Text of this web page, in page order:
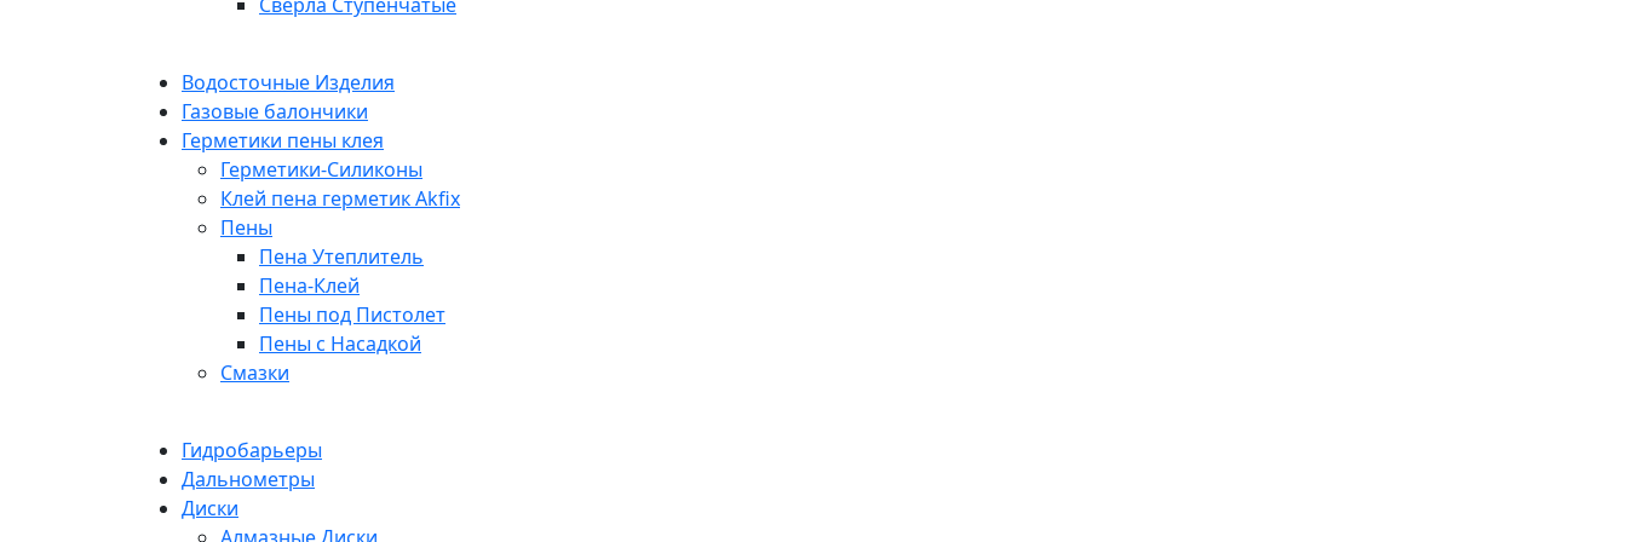
Водосточные Изделия
Газовые балончики
Герметики пены клея
Герметики-Силиконы
Клей пена герметик Akfix
Пены
Пена Утеплитель
Пена-Клей
Пены под Пистолет
Пены с Насадкой
Смазки
Гидробарьеры
Дальнометры
Диски